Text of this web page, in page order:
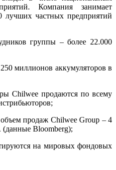
Компания занимает
лучших частных предприятий
группы – более 22.000
миллионов аккумуляторов в
Chilwee продаются по всему
продаж Chilwee Group – 4
Bloomberg);
на мировых фондовых